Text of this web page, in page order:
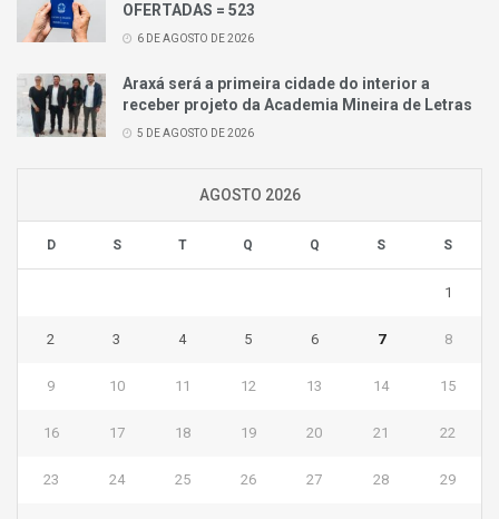
OFERTADAS = 523
6 DE AGOSTO DE 2026
Araxá será a primeira cidade do interior a
receber projeto da Academia Mineira de Letras
5 DE AGOSTO DE 2026
AGOSTO 2026
D S T Q Q S S
1
2 3 4 5 6 7 8
9 10 11 12 13 14 15
16 17 18 19 20 21 22
23 24 25 26 27 28 29